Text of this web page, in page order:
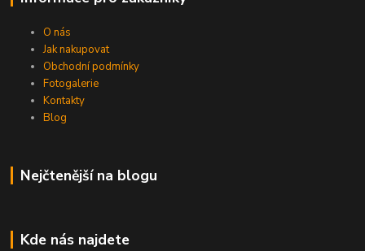
O nás
Jak nakupovat
Obchodní podmínky
Fotogalerie
Kontakty
Blog
Nejčtenější na blogu
Kde nás najdete